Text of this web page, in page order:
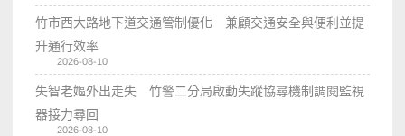
竹市西大路地下道交通管制優化 兼顧交通安全與便利並提
升通行效率
2026-08-10
失智老嫗外出走失 竹警二分局啟動失蹤協尋機制調閱監視
器接力尋回
2026-08-10